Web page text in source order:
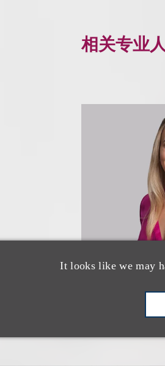
It looks like we may
相关专业